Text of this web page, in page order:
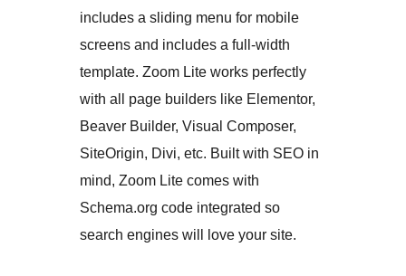
includes a sliding menu for mobile
screens and includes a full-width
template. Zoom Lite works perfectly
with all page builders like Elementor,
Beaver Builder, Visual Composer,
SiteOrigin, Divi, etc. Built with SEO in
mind, Zoom Lite comes with
Schema.org code integrated so
search engines will love your site.